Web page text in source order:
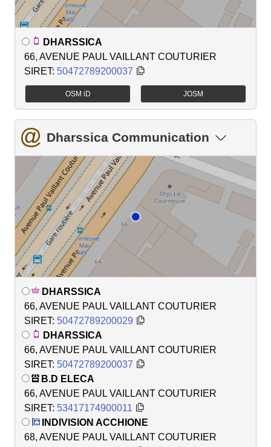
DHARSSICA
66, AVENUE PAUL VAILLANT COUTURIER
SIRET: 50472789200037
OSM iD JOSM
Dharssica Communication
DHARSSICA
66, AVENUE PAUL VAILLANT COUTURIER
SIRET: 50472789200029
DHARSSICA
66, AVENUE PAUL VAILLANT COUTURIER
SIRET: 50472789200037
B.D ELECA
66, AVENUE PAUL VAILLANT COUTURIER
SIRET: 53417174900011
INDIVISION ACCHIONE
68, AVENUE PAUL VAILLANT COUTURIER